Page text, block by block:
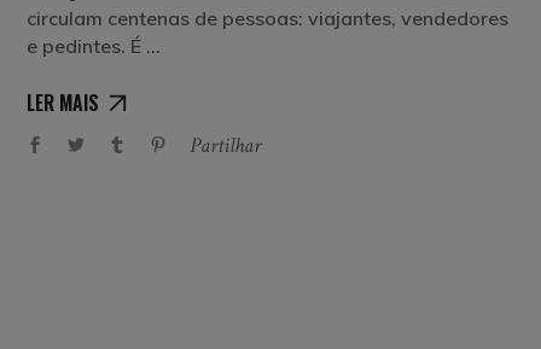
circulam centenas de pessoas: viajantes, vendedores
e pedintes. É
LER MAIS
Partilhar